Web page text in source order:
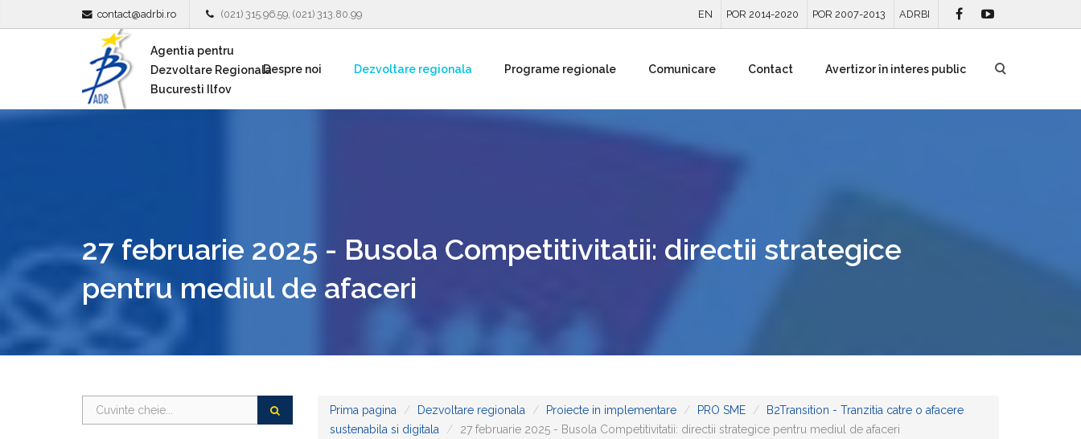
contact@adrbi.ro (021) 315.96.59, (021) 313.80.99 EN POR 2014-2020 POR 2007-2013 ADRBI
Agentia pentru
Dezvoltare Regionala
Bucuresti Ilfov
Despre noi Dezvoltare regionala Programe regionale Comunicare Contact Avertizor în interes public
27 februarie 2025 - Busola Competitivitatii: directii strategice
pentru mediul de afaceri
Prima pagina Dezvoltare regionala Proiecte in implementare PRO SME
B2Transition - Tranzitia catre o afacere
sustenabila si digitala
27 februarie 2025 - Busola Competitivitatii: directii strategice pentru mediul de afaceri